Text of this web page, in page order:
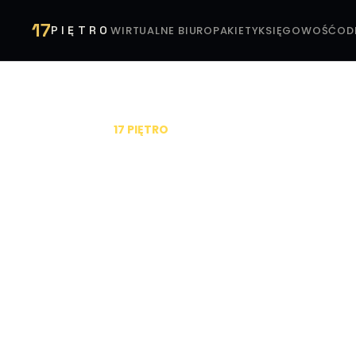
17PIĘTROWIRTUALNE BIUROPAKIETYKSIĘGOWOŚĆ
17 PIĘTRO